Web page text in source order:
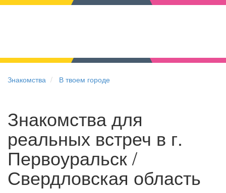
Знакомства В твоем городе
Знакомства для
реальных встреч в г.
Первоуральск /
Свердловская область